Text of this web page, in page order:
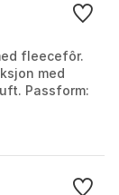
fleecefôr.
med
Passform: